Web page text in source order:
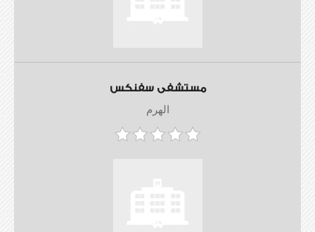
مستشفى سفنكس
الهرم